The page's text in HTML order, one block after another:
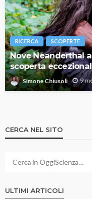
RICERCA SCOPERTE
Nove Neanderthal a
scoperta
Simone Chiusoli 9
CERCA NEL SITO
ULTIMI ARTICOLI